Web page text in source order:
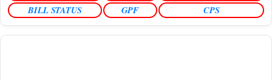
BILL STATUS
GPF CPS